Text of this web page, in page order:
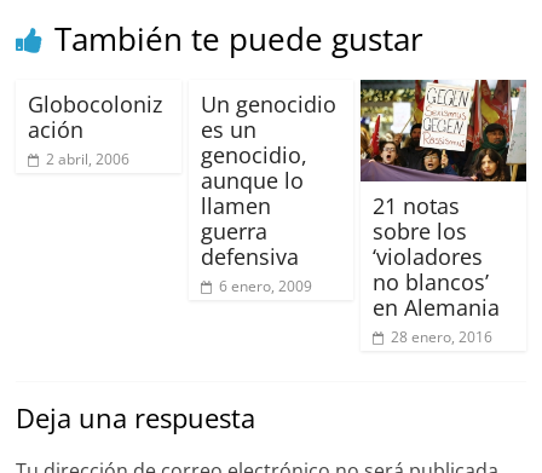
También te puede gustar
Globocoloniz
ación
2 abril, 2006
Un genocidio
es un
genocidio,
aunque lo
llamen
guerra
defensiva
6 enero, 2009
21 notas
sobre los
‘violadores
no blancos’
en Alemania
28 enero, 2016
Deja una respuesta